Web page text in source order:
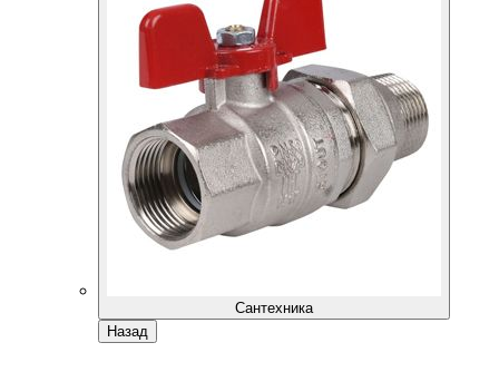
Сантехника
Назад